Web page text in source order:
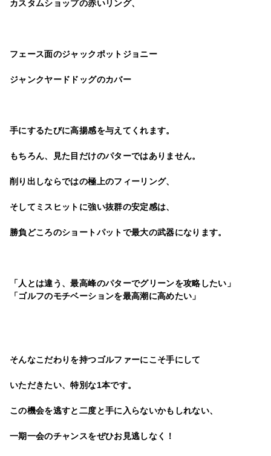
カスタムショップの赤いリング、
フェース面のジャックポットジョニー
ジャンクヤードドッグのカバー
手にするたびに高揚感を与えてくれます。
もちろん、見た目だけのパターではありません。
削り出しならではの極上のフィーリング、
そしてミスヒットに強い抜群の安定感は、
勝負どころのショートパットで最大の武器になります。
「人とは違う、最高峰のパターでグリーンを攻略したい」
「ゴルフのモチベーションを最高潮に高めたい」
そんなこだわりを持つゴルファーにこそ手にして
いただきたい、特別な1本です。
この機会を逃すと二度と手に入らないかもしれない、
一期一会のチャンスをぜひお見逃しなく！